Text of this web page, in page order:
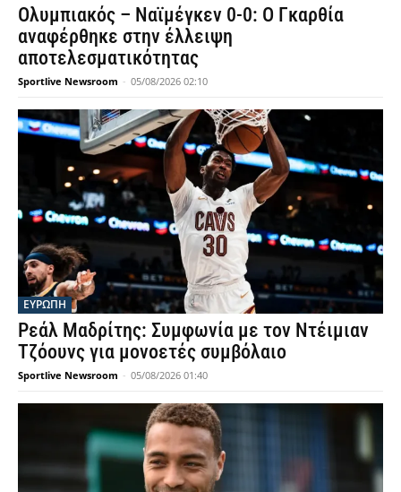
Ολυμπιακός – Ναϊμέγκεν 0-0: Ο Γκαρθία
αναφέρθηκε στην έλλειψη
αποτελεσματικότητας
Sportlive Newsroom - 05/08/2026 02:10
ΕΥΡΩΠΗ
Ρεάλ Μαδρίτης: Συμφωνία με τον Ντέιμιαν
Τζόουνς για μονοετές συμβόλαιο
Sportlive Newsroom - 05/08/2026 01:40